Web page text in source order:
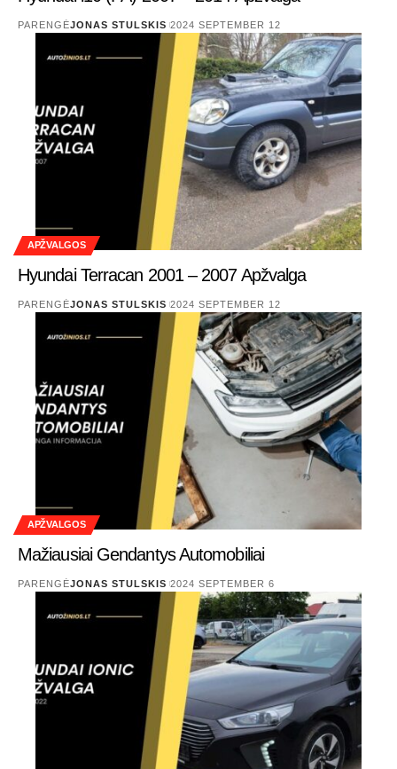
PARENGĖJONAS STULSKIS 2024 SEPTEMBER 12
APŽVALGOS
Hyundai Terracan 2001 – 2007 Apžvalga
PARENGĖJONAS STULSKIS 2024 SEPTEMBER 12
APŽVALGOS
Mažiausiai Gendantys Automobiliai
PARENGĖJONAS STULSKIS 2024 SEPTEMBER 6